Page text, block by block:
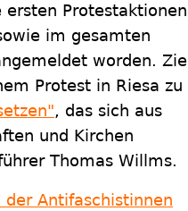
ersten Protestaktionen
im gesamten
worden. Ziel
Protest in Riesa zu
, das sich aus
und Kirchen
Thomas Willms.
der Antifaschistinnen